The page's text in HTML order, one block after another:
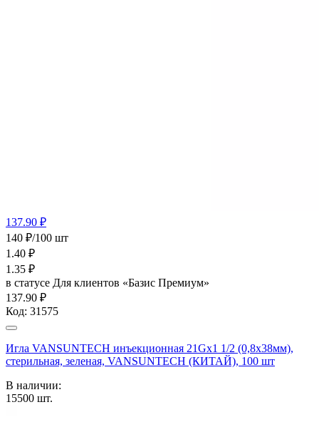
137.90 ₽
140 ₽/100 шт
1.40 ₽
1.35 ₽
в статусе Для клиентов «Базис Премиум»
137.90 ₽
Код: 31575
Игла VANSUNTECH инъекционная 21Gх1 1/2 (0,8х38мм),
стерильная, зеленая, VANSUNTECH (КИТАЙ), 100 шт
В наличии:
15500 шт.